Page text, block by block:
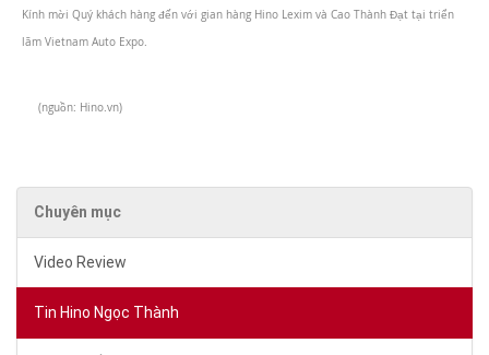
Kính mời Quý khách hàng đến với gian hàng Hino Lexim và Cao Thành Đạt tại triển
lãm Vietnam Auto Expo.
(nguồn: Hino.vn)
Chuyên mục
Video Review
Tin Hino Ngọc Thành